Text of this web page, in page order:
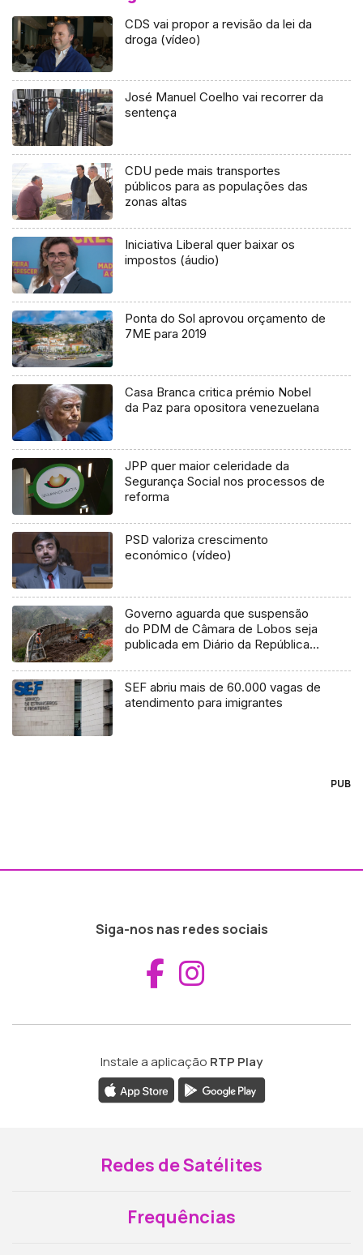
CDS vai propor a revisão da lei da
droga (vídeo)
José Manuel Coelho vai recorrer da
sentença
CDU pede mais transportes
públicos para as populações das
zonas altas
Iniciativa Liberal quer baixar os
impostos (áudio)
Ponta do Sol aprovou orçamento de
7ME para 2019
Casa Branca critica prémio Nobel
da Paz para opositora venezuelana
JPP quer maior celeridade da
Segurança Social nos processos de
reforma
PSD valoriza crescimento
económico (vídeo)
Governo aguarda que suspensão
do PDM de Câmara de Lobos seja
publicada em Diário da República
SEF abriu mais de 60.000 vagas de
atendimento para imigrantes
PUB
Siga-nos nas redes sociais
Aceder ao
Instale a aplicação RTP Play
Redes de Satélites
Frequências